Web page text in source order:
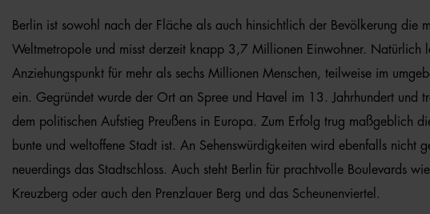
Berlin ist sowohl nach der Fläche als auch hinsichtlich der Bevölkerung die
Weltmetropole und misst derzeit knapp 3,7 Millionen Einwohner. Natürlich
Anziehungspunkt für mehr als sechs Millionen Menschen, teilweise im
ein. Gegründet wurde der Ort an Spree und Havel im 13. Jahrhundert und
dem politischen Aufstieg Preußens in Europa. Zum Erfolg trug maßgeblich
bunte und weltoffene Stadt ist. An Sehenswürdigkeiten wird ebenfalls nicht
neuerdings das Stadtschloss. Auch steht Berlin für prachtvolle Boulevards
Kreuzberg oder auch den Prenzlauer Berg und das Scheunenviertel.